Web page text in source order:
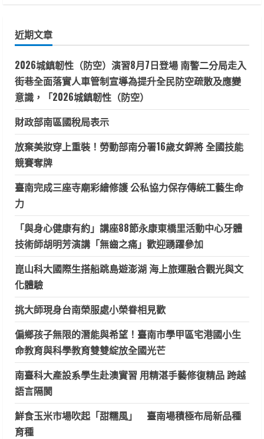
字:
近期文章
2026城鎮韌性（防空）演習8月7日登場 南警二分局走入
街巷全面落實人車管制宣導為提升全民防空疏散及應變
意識，「2026城鎮韌性（防空）
財政部南區國稅局表示
放棄美妝穿上重裝！勞動部南分署16歲女銲將 全國技能
競賽奪牌
臺南完成三座寺廟彩繪修護 公私協力保存傳統工藝生命
力
「與身心健康有約」講座88節永康東橋里活動中心牙體
技術師胡明芳演講「無齒之痛」歡迎踴躍參加
崑山科大國際生搭船跳島遊澎湖 海上旅運融合觀光與文
化體驗
挑大師現身台南榮服處小榮眷相見歡
偏鄉孩子無限的潛能與希望！臺南市學甲區宅港國小生
命教育與科學教育雙雙綻放全國光芒
南臺科大產設系學生赴澳實習 用精湛手藝修復精品 跨越
語言隔閡
鮮食玉米市場吹起「甜糯風」 臺南場積極布局新品種
育種